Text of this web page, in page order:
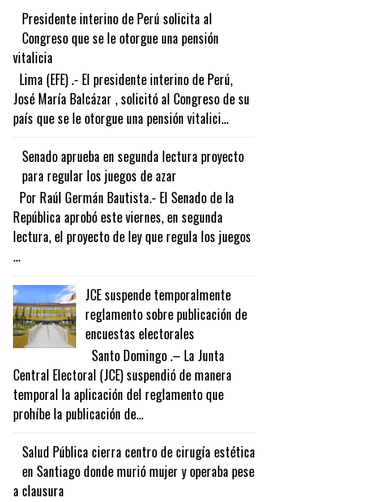
Presidente interino de Perú solicita al
Congreso que se le otorgue una pensión
vitalicia
Lima (EFE) .- El presidente interino de Perú,
José María Balcázar , solicitó al Congreso de su
país que se le otorgue una pensión vitalici...
Senado aprueba en segunda lectura proyecto
para regular los juegos de azar
Por Raúl Germán Bautista.- El Senado de la
República aprobó este viernes, en segunda
lectura, el proyecto de ley que regula los juegos
...
JCE suspende temporalmente
reglamento sobre publicación de
encuestas electorales
Santo Domingo .– La Junta
Central Electoral (JCE) suspendió de manera
temporal la aplicación del reglamento que
prohíbe la publicación de...
Salud Pública cierra centro de cirugía estética
en Santiago donde murió mujer y operaba pese
a clausura